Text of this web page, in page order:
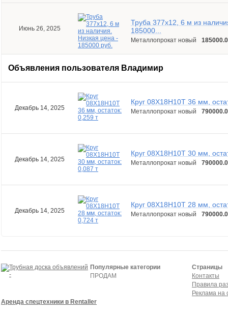
Июнь 26, 2025
Труба 377х12, 6 м из
185000...
Металлопрокат новый
Объявления пользователя Владимир
Декабрь 14, 2025
Круг 08Х18Н10Т 36 мм,
Металлопрокат новый
Декабрь 14, 2025
Круг 08Х18Н10Т 30 мм,
Металлопрокат новый
Декабрь 14, 2025
Круг 08Х18Н10Т 28 мм,
Металлопрокат новый
Популярные категории
ПРОДАМ
Страницы
Контакты
Правила
Реклама на
Аренда спецтехники в Rentaller